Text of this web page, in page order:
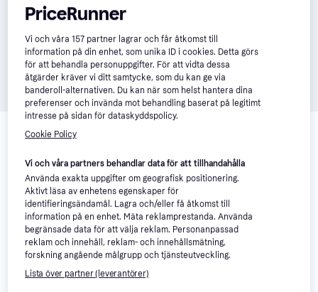
Relaterade produkter
intressera dig. Visa alla
PriceRunner
Vi och våra157 partner lagrar och får åtkomst till
information på din enhet, som unika ID i cookies. Detta görs
för att behandla personuppgifter. För att vidta dessa
åtgärder kräver vi ditt samtycke, som du kan ge via
banderoll-alternativen. Du kan när som helst hantera dina
preferenser och invända mot behandling baserat på legitimt
intresse på sidan för dataskyddspolicy.
Cookie Policy
Vi och våra partners behandlar data för att tillhandahålla
Använda exakta uppgifter om geografisk positionering.
Aktivt läsa av enhetens egenskaper för
identifieringsändamål. Lagra och/eller få åtkomst till
information på en enhet. Mäta reklamprestanda. Använda
begränsade data för att välja reklam. Personanpassad
reklam och innehåll, reklam- och innehållsmätning,
forskning angående målgrupp och tjänsteutveckling.
Lista över partner (leverantörer)